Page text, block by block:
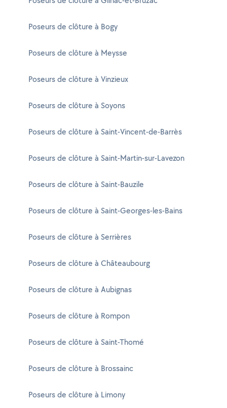
Poseurs de clôture à Bogy
Poseurs de clôture à Meysse
Poseurs de clôture à Vinzieux
Poseurs de clôture à Soyons
Poseurs de clôture à Saint-Vincent-de-Barrès
Poseurs de clôture à Saint-Martin-sur-Lavezon
Poseurs de clôture à Saint-Bauzile
Poseurs de clôture à Saint-Georges-les-Bains
Poseurs de clôture à Serrières
Poseurs de clôture à Châteaubourg
Poseurs de clôture à Aubignas
Poseurs de clôture à Rompon
Poseurs de clôture à Saint-Thomé
Poseurs de clôture à Brossainc
Poseurs de clôture à Limony